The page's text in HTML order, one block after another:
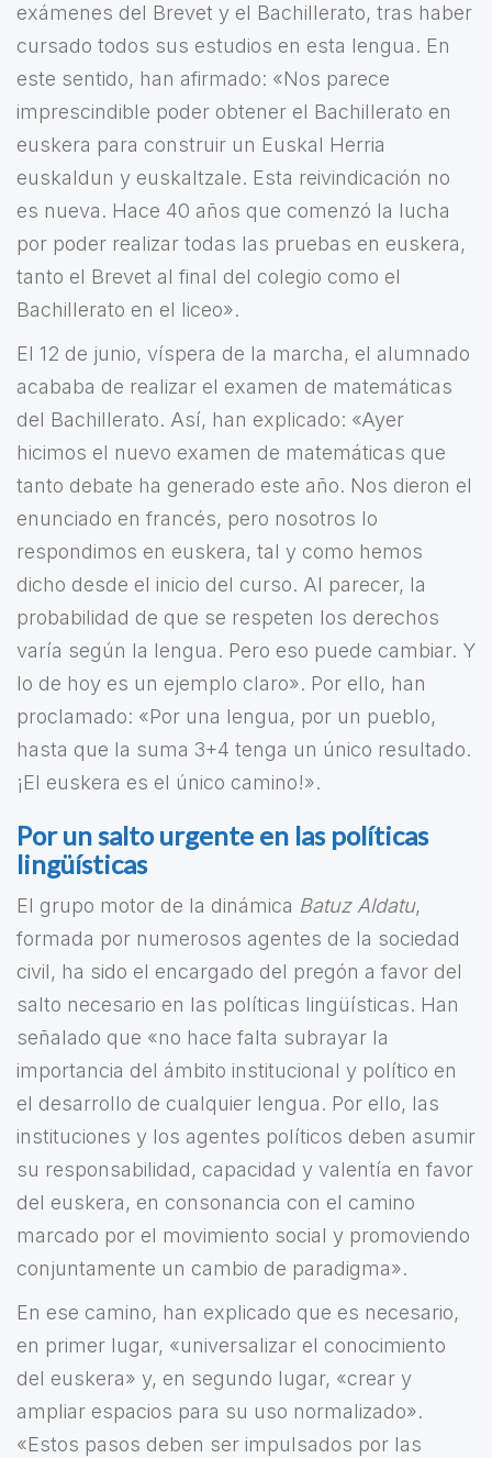
exámenes del Brevet y el Bachillerato, tras haber
cursado todos sus estudios en esta lengua. En
este sentido, han afirmado: «Nos parece
imprescindible poder obtener el Bachillerato en
euskera para construir un Euskal Herria
euskaldun y euskaltzale. Esta reivindicación no
es nueva. Hace 40 años que comenzó la lucha
por poder realizar todas las pruebas en euskera,
tanto el Brevet al final del colegio como el
Bachillerato en el liceo».
El 12 de junio, víspera de la marcha, el alumnado
acababa de realizar el examen de matemáticas
del Bachillerato. Así, han explicado: «Ayer
hicimos el nuevo examen de matemáticas que
tanto debate ha generado este año. Nos dieron el
enunciado en francés, pero nosotros lo
respondimos en euskera, tal y como hemos
dicho desde el inicio del curso. Al parecer, la
probabilidad de que se respeten los derechos
varía según la lengua. Pero eso puede cambiar. Y
lo de hoy es un ejemplo claro». Por ello, han
proclamado: «Por una lengua, por un pueblo,
hasta que la suma 3+4 tenga un único resultado.
¡El euskera es el único camino!».
Por un salto urgente en las políticas
lingüísticas
El grupo motor de la dinámica Batuz Aldatu,
formada por numerosos agentes de la sociedad
civil, ha sido el encargado del pregón a favor del
salto necesario en las políticas lingüísticas. Han
señalado que «no hace falta subrayar la
importancia del ámbito institucional y político en
el desarrollo de cualquier lengua. Por ello, las
instituciones y los agentes políticos deben asumir
su responsabilidad, capacidad y valentía en favor
del euskera, en consonancia con el camino
marcado por el movimiento social y promoviendo
conjuntamente un cambio de paradigma».
En ese camino, han explicado que es necesario,
en primer lugar, «universalizar el conocimiento
del euskera» y, en segundo lugar, «crear y
ampliar espacios para su uso normalizado».
«Estos pasos deben ser impulsados por las